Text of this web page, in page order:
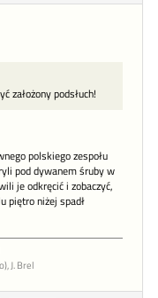
założony podsłuch!
polskiego zespołu
pod dywanem śruby w
je odkręcić i zobaczyć,
piętro niżej spadł
J. Brel